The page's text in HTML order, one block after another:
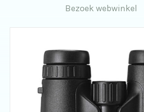
Bezoek webwinkel